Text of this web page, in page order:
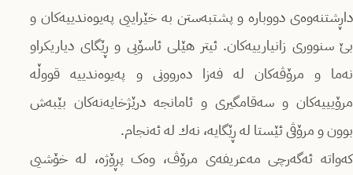
داڕشتنەوەی دووبارە و پشتبەستن بە خێراییی پەیوەندییەكان و
بێ سنووری زانیارییەكان. ئیتر هێلی ئاسۆیی و ڕێگای دیاریکراو
نەما و مرۆڤەکان لە فەزا دەروونی و پەیوەندییە قووڵە
مرۆیییەكان و سەقامگیری و ئامانجە درێژخایەنەکان بێبەش
بوون و مرۆڤی ئێستا لە ڕێگایە، نەك لە ئەنجام.
كەواتە ئەگەرچی مەعریفەی مرۆڤ، وەک پڕۆژە، لە خۆشیی